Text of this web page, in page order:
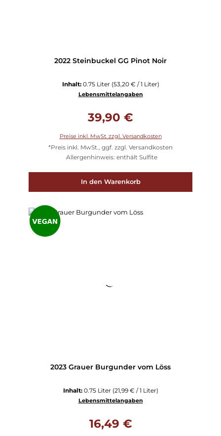
2022 Steinbuckel GG Pinot Noir
Inhalt: 0.75 Liter (53,20 € / 1 Liter)
Lebensmittelangaben
39,90 €
Preise inkl. MwSt. zzgl. Versandkosten
*Preis inkl. MwSt., ggf. zzgl. Versandkosten
Allergenhinweis: enthält Sulfite
In den Warenkorb
2023 Grauer Burgunder vom Löss
Inhalt: 0.75 Liter (21,99 € / 1 Liter)
Lebensmittelangaben
16,49 €